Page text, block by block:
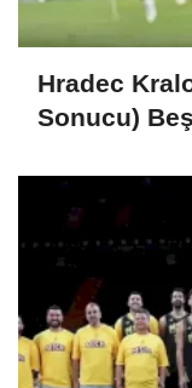
Hradec
Sonucu)